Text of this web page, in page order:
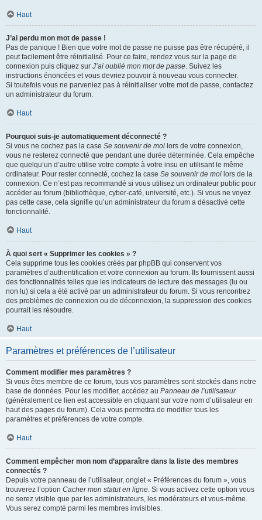
Haut
J’ai perdu mon mot de passe !
Pas de panique ! Bien que votre mot de passe ne puisse pas être récupéré, il
peut facilement être réinitialisé. Pour ce faire, rendez vous sur la page de
connexion puis cliquez sur J’ai oublié mon mot de passe. Suivez les
instructions énoncées et vous devriez pouvoir à nouveau vous connecter.
Si toutefois vous ne parveniez pas à réinitialiser votre mot de passe, contactez
un administrateur du forum.
Haut
Pourquoi suis-je automatiquement déconnecté ?
Si vous ne cochez pas la case Se souvenir de moi lors de votre connexion,
vous ne resterez connecté que pendant une durée déterminée. Cela empêche
que quelqu’un d’autre utilise votre compte à votre insu en utilisant le même
ordinateur. Pour rester connecté, cochez la case Se souvenir de moi lors de la
connexion. Ce n’est pas recommandé si vous utilisez un ordinateur public pour
accéder au forum (bibliothèque, cyber-café, université, etc.). Si vous ne voyez
pas cette case, cela signifie qu’un administrateur du forum a désactivé cette
fonctionnalité.
Haut
À quoi sert « Supprimer les cookies » ?
Cela supprime tous les cookies créés par phpBB qui conservent vos
paramètres d’authentification et votre connexion au forum. Ils fournissent aussi
des fonctionnalités telles que les indicateurs de lecture des messages (lu ou
non lu) si cela a été activé par un administrateur du forum. Si vous rencontrez
des problèmes de connexion ou de déconnexion, la suppression des cookies
pourrait les résoudre.
Haut
Paramètres et préférences de l’utilisateur
Comment modifier mes paramètres ?
Si vous êtes membre de ce forum, tous vos paramètres sont stockés dans notre
base de données. Pour les modifier, accédez au Panneau de l’utilisateur
(généralement ce lien est accessible en cliquant sur votre nom d’utilisateur en
haut des pages du forum). Cela vous permettra de modifier tous les
paramètres et préférences de votre compte.
Haut
Comment empêcher mon nom d’apparaître dans la liste des membres
connectés ?
Depuis votre panneau de l’utilisateur, onglet « Préférences du forum », vous
trouverez l’option Cacher mon statut en ligne. Si vous activez cette option vous
ne serez visible que par les administrateurs, les modérateurs et vous-même.
Vous serez compté parmi les membres invisibles.